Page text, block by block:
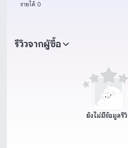
ขายได้ 0
รีวิวจากผู้ซื้อ
ยังไม่มีข้อมูลรี